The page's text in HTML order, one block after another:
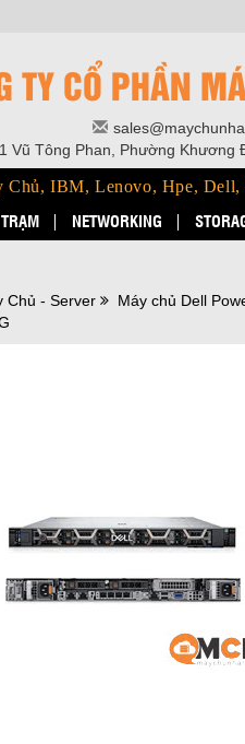
TY CỔ PHẦN
Vũ Tông Phan, Phường Khương
IBM, Lenovo, Hpe,
NETWORKING
Chủ - Server Máy chủ Dell